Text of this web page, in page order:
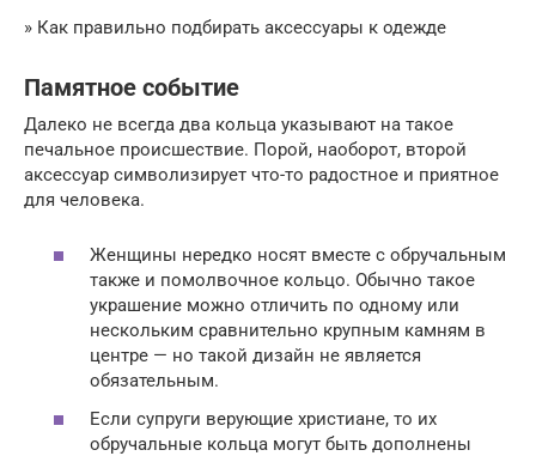
» Как правильно подбирать аксессуары к одежде
Памятное событие
Далеко не всегда два кольца указывают на такое
печальное происшествие. Порой, наоборот, второй
аксессуар символизирует что-то радостное и приятное
для человека.
Женщины нередко носят вместе с обручальным
также и помолвочное кольцо. Обычно такое
украшение можно отличить по одному или
нескольким сравнительно крупным камням в
центре — но такой дизайн не является
обязательным.
Если супруги верующие христиане, то их
обручальные кольца могут быть дополнены